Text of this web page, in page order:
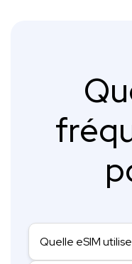
Quelle eSIM